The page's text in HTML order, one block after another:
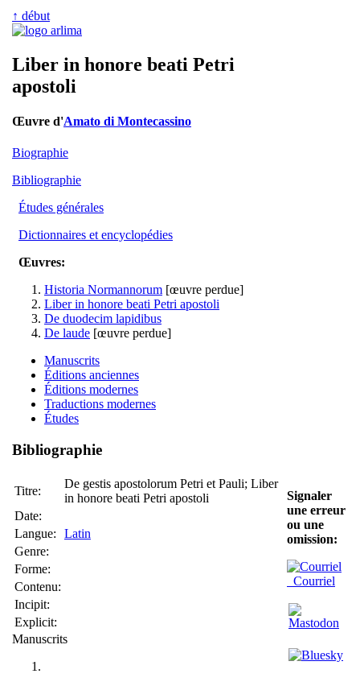
↑ début
Liber in honore beati Petri
apostoli
Œuvre d'Amato di Montecassino
Biographie
Bibliographie
Études générales
Dictionnaires et encyclopédies
Œuvres:
Historia Normannorum [œuvre perdue]
Liber in honore beati Petri apostoli
De duodecim lapidibus
De laude [œuvre perdue]
Manuscrits
Éditions anciennes
Éditions modernes
Traductions modernes
Études
Bibliographie
Titre:
De gestis apostolorum Petri et Pauli; Liber
in honore beati Petri apostoli
Date:
Langue:
Latin
Genre:
Forme:
Contenu:
Incipit:
Explicit:
Manuscrits
Signaler
une erreur
ou une
omission:
Courriel